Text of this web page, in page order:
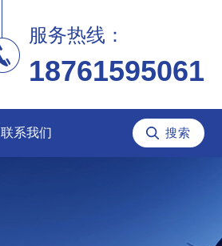
服务热线：
18761595061
联系我们